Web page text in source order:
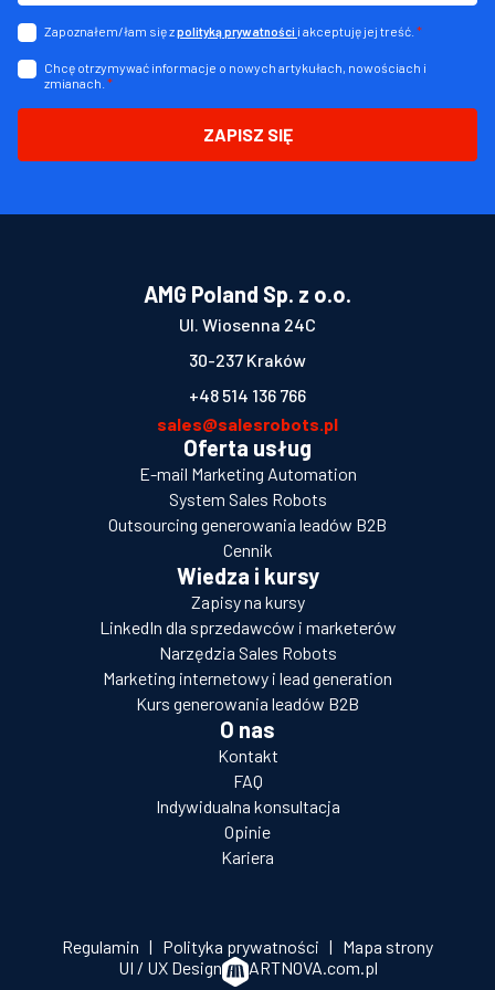
Zapoznałem/łam się zpolityką prywatności i akceptuję jej treść. *
Chcę otrzymywać informacje o nowych artykułach, nowościach i
zmianach. *
ZAPISZ SIĘ
AMG Poland Sp. z o.o.
Ul. Wiosenna 24C
30-237 Kraków
+48 514 136 766
sales@salesrobots.pl
Oferta usług
E-mail Marketing Automation
System Sales Robots
Outsourcing generowania leadów B2B
Cennik
Wiedza i kursy
Zapisy na kursy
LinkedIn dla sprzedawców i marketerów
Narzędzia Sales Robots
Marketing internetowy i lead generation
Kurs generowania leadów B2B
O nas
Kontakt
FAQ
Indywidualna konsultacja
Opinie
Kariera
Regulamin | Polityka prywatności | Mapa strony
UI / UX Design
ARTNOVA.com.pl